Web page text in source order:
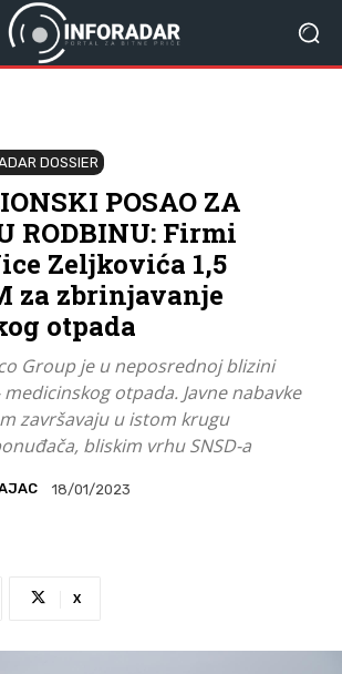
DOSSIER
POSAO ZA
RODBINU: Firmi
Zeljkovića 1,5
za zbrinjavanje
otpada
Group je u neposrednoj blizini
otpada. Javne nabavke
završavaju u istom krugu
bliskim vrhu SNSD-a
18/01/2023
X